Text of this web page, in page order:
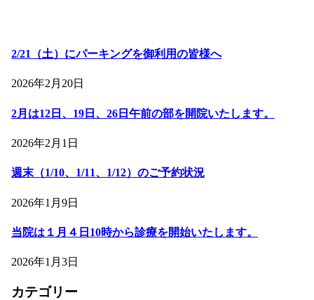
2/21（土）にパーキングを御利用の皆様へ
2026年2月20日
2月は12日、19日、26日午前の部を開院いたします。
2026年2月1日
週末（1/10、1/11、1/12）のご予約状況
2026年1月9日
当院は１月４日10時から診療を開始いたします。
2026年1月3日
カテゴリー